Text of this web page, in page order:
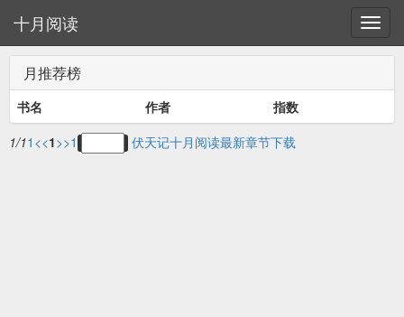
十月阅读
月推荐榜
书名 作者
指数
1/11 <<1>>1 伏天记十月阅读最新章节下载